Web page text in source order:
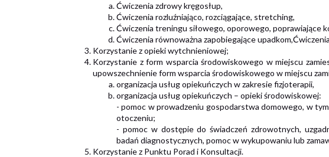
Ćwiczenia zdrowy kręgosłup,
Ćwiczenia rozluźniająco, rozciągające, stretching,
Ćwiczenia treningu siłowego, oporowego, poprawiające
Ćwiczenia równoważna zapobiegające
Korzystanie z opieki wytchnieniowej;
Korzystanie z form wsparcia środowiskowego w miejscu
upowszechnienie form wsparcia środowiskowego w miejscu
organizacja usług opiekuńczych w zakresie fizjoterapii,
organizacja usług opiekuńczych – opieki środowiskowej:
- pomoc w prowadzeniu gospodarstwa domowego, w
otoczeniu;
- pomoc w dostępie do świadczeń zdrowotnych,
badań diagnostycznych, pomoc w wykupowaniu lub
Korzystanie z Punktu Porad i Konsultacji.